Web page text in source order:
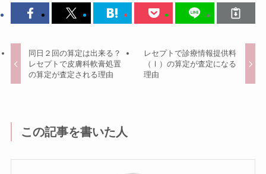
同日２回の算定は出来る？
レセプトで皮膚科軟膏処置
の算定が査定される理由
レセプトで診療情報提供料
（Ⅰ）の算定が査定になる
理由
この記事を書いた人